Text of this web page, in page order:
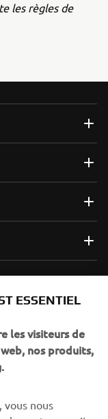
les règles de
ESSENTIEL
les visiteurs de
nos produits,
vous nous